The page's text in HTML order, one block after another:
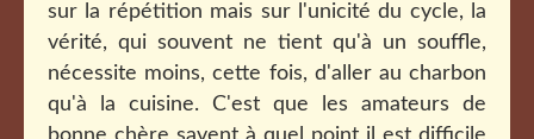
sur la répétition mais sur l'unicité du cycle, la
vérité, qui souvent ne tient qu'à un souffle,
nécessite moins, cette fois, d'aller au charbon
qu'à la cuisine. C'est que les amateurs de